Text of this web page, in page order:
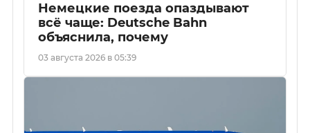
Немецкие поезда опаздывают
всё чаще: Deutsche Bahn
объяснила, почему
03 августа 2026 в 05:39